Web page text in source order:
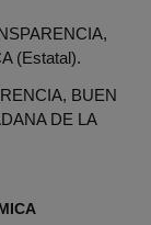
(Estatal).
BUEN
DE LA